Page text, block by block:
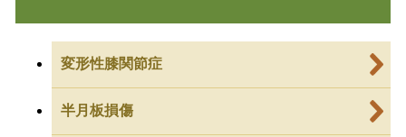
変形性膝関節症
半月板損傷